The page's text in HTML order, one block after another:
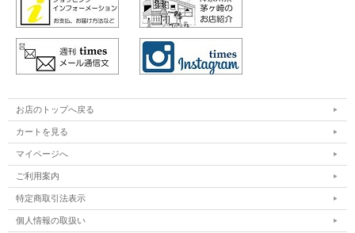
お店のトップへ戻る
カートを見る
マイページへ
ご利用案内
特定商取引法表示
個人情報の取扱い